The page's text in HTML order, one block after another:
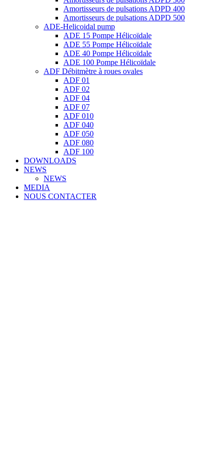
Amortisseurs de pulsations ADPD 400
Amortisseurs de pulsations ADPD 500
ADE-Helicoidal pump
ADE 15 Pompe Ηélicoïdale
ADE 55 Pompe Ηélicoïdale
ADE 40 Pompe Ηélicoïdale
ADE 100 Pompe Ηélicoïdale
ADF Débitmètre à roues ovales
ADF 01
ADF 02
ADF 04
ADF 07
ADF 010
ADF 040
ADF 050
ADF 080
ADF 100
DOWNLOADS
NEWS
NEWS
MEDIA
NOUS CONTACTER